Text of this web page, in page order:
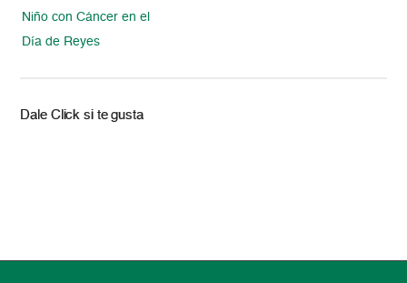
Niño con Cáncer en el
Día de Reyes
Dale Click si te gusta